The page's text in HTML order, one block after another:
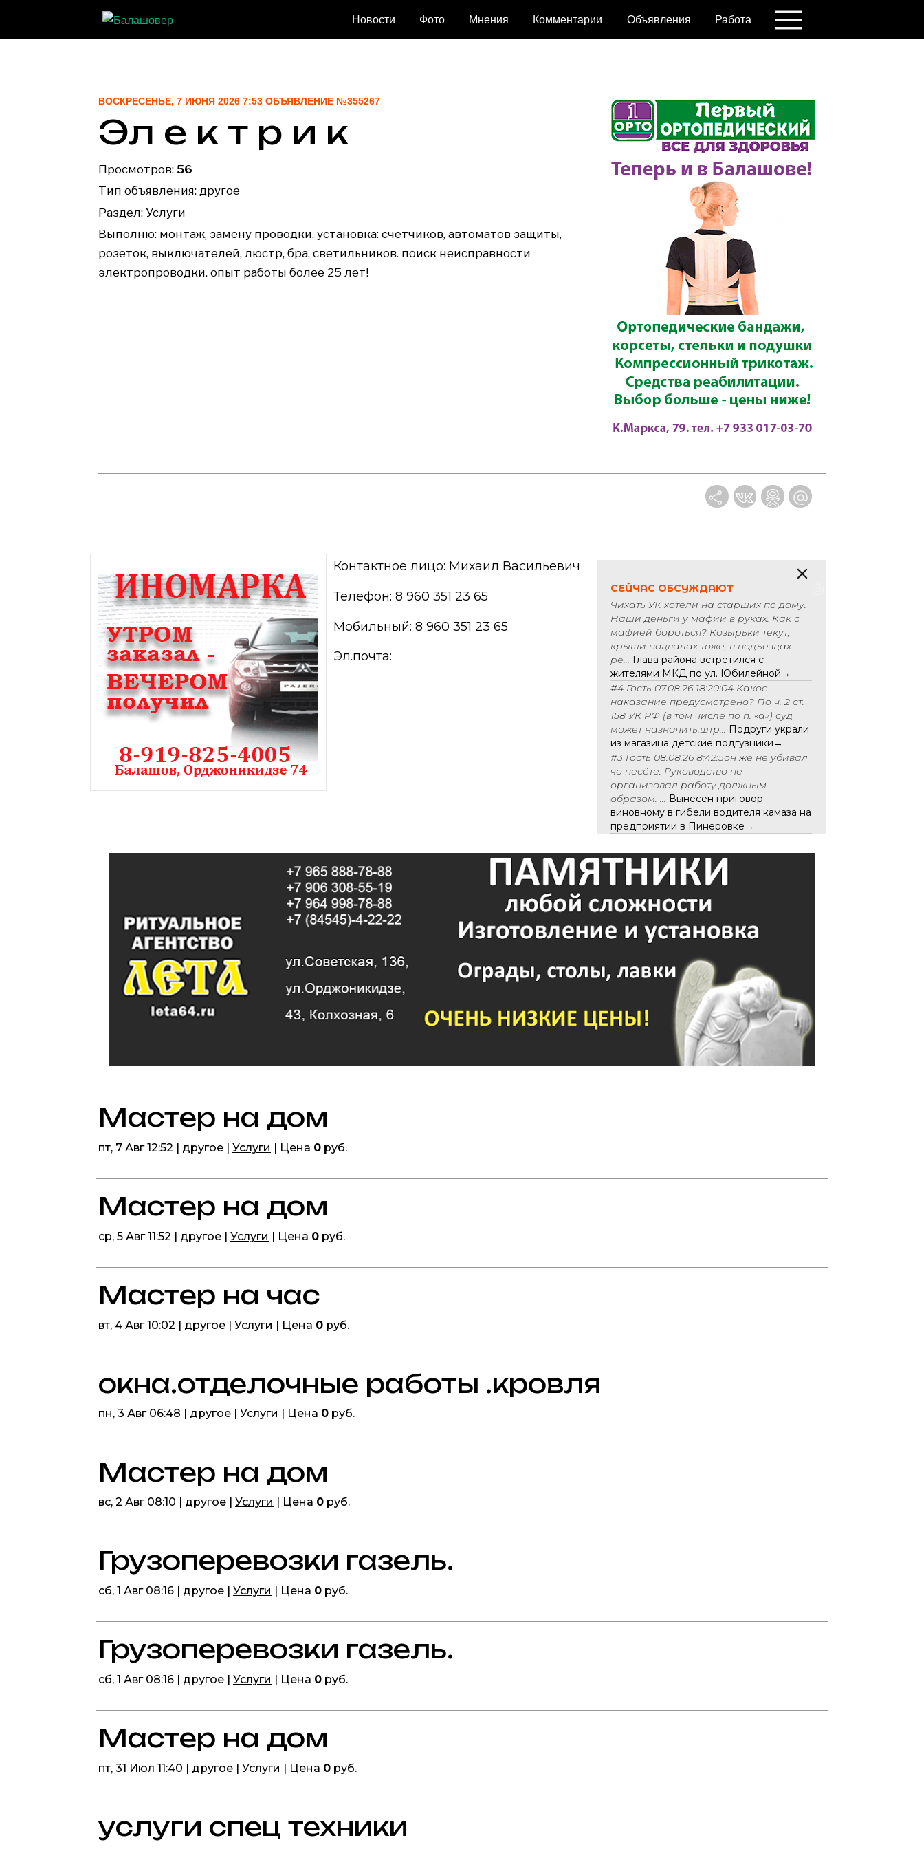
Новости Фото Мнения Комментарии Объявления Работа
ВОСКРЕСЕНЬЕ, 7 ИЮНЯ 2026 7:53 ОБЪЯВЛЕНИЕ №355267
Эл е к т р и к
Просмотров: 56
Тип объявления: другое
Раздел: Услуги
Выполню: монтаж, замену проводки. установка: счетчиков, автоматов защиты,
розеток, выключателей, люстр, бра, светильников. поиск неисправности
электропроводки. опыт работы более 25 лет!
>
СЕЙЧАС ОБСУЖДАЮТ
Чихать УК хотели на старших по дому.
Наши деньги у мафии в руках. Как с
мафией бороться? Козырьки текут,
крыши подвалах тоже, в подъездах
ре... Глава района встретился с
жителями МКД по ул. Юбилейной→
#4 Гость 07.08.26 18:20:04 Какое
наказание предусмотрено? По ч. 2 ст.
158 УК РФ (в том числе по п. «а») суд
может назначить:штр... Подруги украли
из магазина детские подгузники→
#3 Гость 08.08.26 8:42:5он же не убивал
чо несёте. Руководство не
организовал работу должным
образом. ... Вынесен приговор
виновному в гибели водителя камаза на
предприятии в Пинеровке→
Контактное лицо: Михаил Васильевич
Телефон: 8 960 351 23 65
Мобильный: 8 960 351 23 65
Эл.почта:
Мастер на дом
пт, 7 Авг 12:52 | другое | Услуги | Цена 0 руб.
Мастер на дом
ср, 5 Авг 11:52 | другое | Услуги | Цена 0 руб.
Мастер на час
вт, 4 Авг 10:02 | другое | Услуги | Цена 0 руб.
окна.отделочные работы .кровля
пн, 3 Авг 06:48 | другое | Услуги | Цена 0 руб.
Мастер на дом
вс, 2 Авг 08:10 | другое | Услуги | Цена 0 руб.
Грузоперевозки газель.
сб, 1 Авг 08:16 | другое | Услуги | Цена 0 руб.
Грузоперевозки газель.
сб, 1 Авг 08:16 | другое | Услуги | Цена 0 руб.
Мастер на дом
пт, 31 Июл 11:40 | другое | Услуги | Цена 0 руб.
услуги спец техники